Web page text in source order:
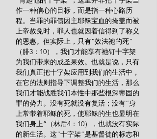
作一种信心的目标，而是指一种心路历
程。当罪的罪债因主耶稣宝血的掩盖而被
上帝赦免时，罪人也就因着信得到了称义
的恩惠。但实际上，只有“效法祂的死”
（腓3：10），我们才能享有祂钉十字架
为我们带来的成圣果效。也就是说，只有
我们真正把十字架应用到我们的生活中，
在它的法则指导下调整我们的生活，那么
我们才能战胜我们本性中那些根深蒂固的
罪的势力。没有死就没有复活；没有“身
上常带着耶稣的死，使耶稣的生也显明在
我们身上”（林后4：10），也就没有实际
的新生活。这“十字架”是基督徒的标志和